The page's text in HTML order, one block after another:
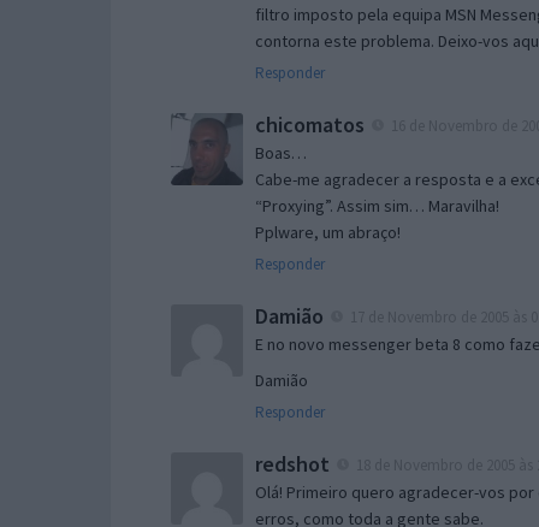
filtro imposto pela equipa MSN
contorna este problema. Deixo-vos
Responder
chicomatos
Boas…
Cabe-me agradecer a resposta e a
“Proxying”. Assim sim… Maravilha!
Pplware, um abraço!
Responder
Damião
E no novo messenger beta 8 como
Damião
Responder
redshot
Olá! Primeiro quero agradecer-vos
erros, como toda a gente sabe.